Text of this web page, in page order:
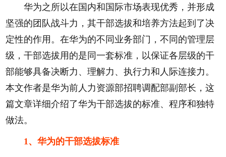
华为之所以在国内和国际市场表现优秀，并形成
坚强的团队战斗力，其干部选拔和培养方法起到了决
定性的作用。在华为的不同业务部门，不同的管理层
级，干部选拔用的是同一套标准，以保证各层级的干
部能够具备决断力、理解力、执行力和人际连接力。
本文作者是华为前人力资源部招聘调配部副部长，这
篇文章详细介绍了华为干部选拔的标准、程序和独特
做法。
1、华为的干部选拔标准